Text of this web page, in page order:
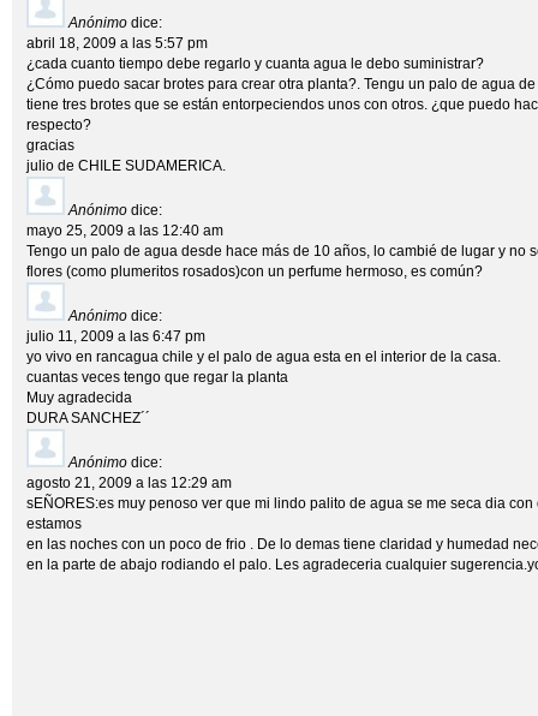
Anónimo dice:
abril 18, 2009 a las 5:57 pm
¿cada cuanto tiempo debe regarlo y cuanta agua le debo suministrar?
¿Cómo puedo sacar brotes para crear otra planta?. Tengu un palo de agua
tiene tres brotes que se están entorpeciendos unos con otros. ¿que puedo
respecto?
gracias
julio de CHILE SUDAMERICA.
Anónimo dice:
mayo 25, 2009 a las 12:40 am
Tengo un palo de agua desde hace más de 10 años, lo cambié de lugar y no
flores (como plumeritos rosados)con un perfume hermoso, es común?
Anónimo dice:
julio 11, 2009 a las 6:47 pm
yo vivo en rancagua chile y el palo de agua esta en el interior de la casa.
cuantas veces tengo que regar la planta
Muy agradecida
DURA SANCHEZ´´
Anónimo dice:
agosto 21, 2009 a las 12:29 am
sEÑORES:es muy penoso ver que mi lindo palito de agua se me seca dia
estamos
en las noches con un poco de frio . De lo demas tiene claridad y humedad
en la parte de abajo rodiando el palo. Les agradeceria cualquier